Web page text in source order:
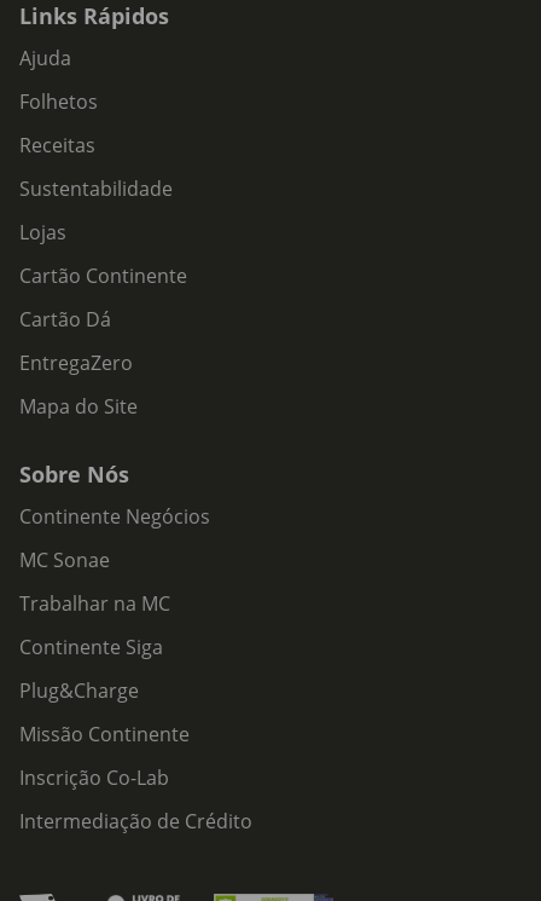
Links Rápidos
Ajuda
Folhetos
Receitas
Sustentabilidade
Lojas
Cartão Continente
Cartão Dá
EntregaZero
Mapa do Site
Sobre Nós
Continente Negócios
MC Sonae
Trabalhar na MC
Continente Siga
Plug&Charge
Missão Continente
Inscrição Co-Lab
Intermediação de Crédito